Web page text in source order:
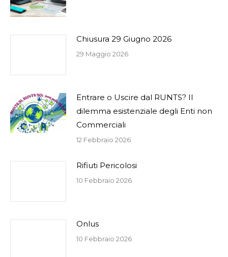
Chiusura 29 Giugno 2026
29 Maggio 2026
Entrare o Uscire dal RUNTS? Il
dilemma esistenziale degli Enti non
Commerciali
12 Febbraio 2026
Rifiuti Pericolosi
10 Febbraio 2026
Onlus
10 Febbraio 2026